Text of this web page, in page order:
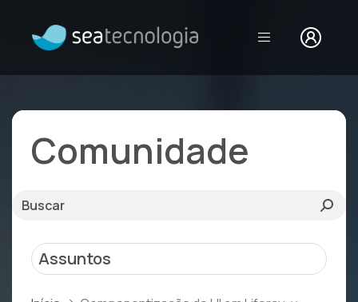
Comunidade
Assuntos